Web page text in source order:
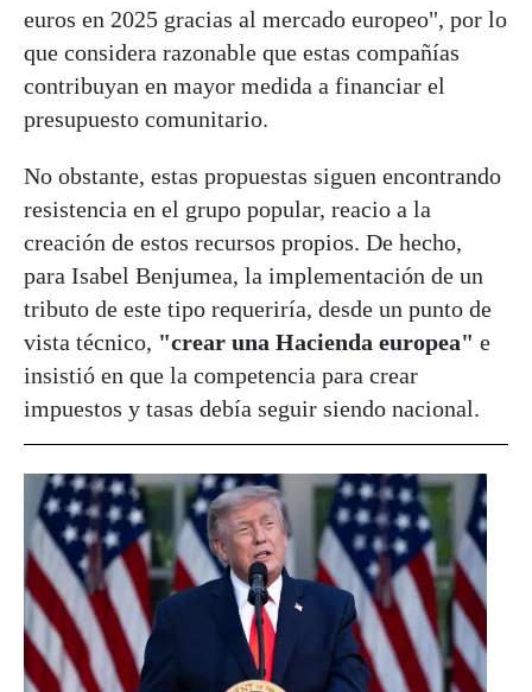
euros en 2025 gracias al mercado europeo", por lo
que considera razonable que estas compañías
contribuyan en mayor medida a financiar el
presupuesto comunitario.
No obstante, estas propuestas siguen encontrando
resistencia en el grupo popular, reacio a la
creación de estos recursos propios. De hecho,
para Isabel Benjumea, la implementación de un
tributo de este tipo requeriría, desde un punto de
vista técnico, "crear una Hacienda europea" e
insistió en que la competencia para crear
impuestos y tasas debía seguir siendo nacional.